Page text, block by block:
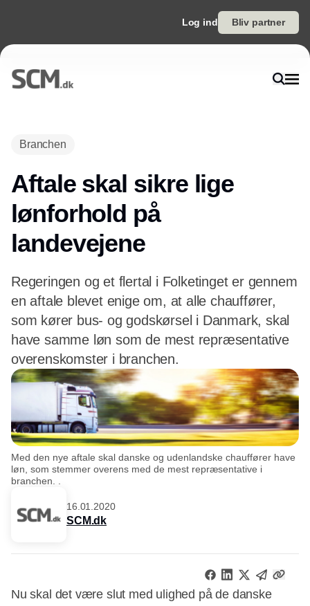
Log ind Bliv partner
Branchen
Aftale skal sikre lige
lønforhold på
landevejene
Regeringen og et flertal i Folketinget er gennem
en aftale blevet enige om, at alle chauffører,
som kører bus- og godskørsel i Danmark, skal
have samme løn som de mest repræsentative
overenskomster i branchen.
Med den nye aftale skal danske og udenlandske chauffører have
løn, som stemmer overens med de mest repræsentative i
branchen. .
16.01.2020
SCM.dk
Nu skal det være slut med ulighed på de danske